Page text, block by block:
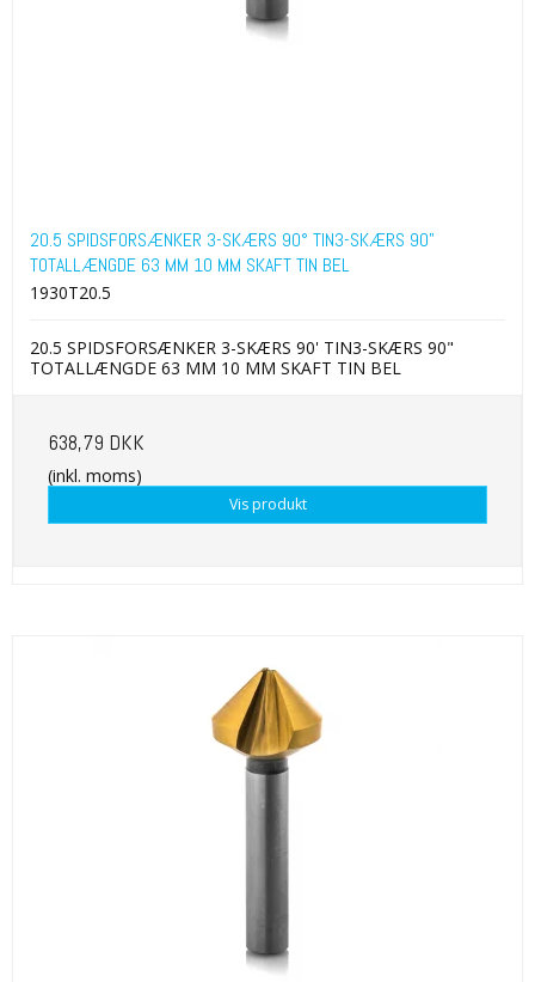
20.5 SPIDSFORSÆNKER 3-SKÆRS 90° TIN3-SKÆRS 90"
TOTALLÆNGDE 63 MM 10 MM SKAFT TIN BEL
1930T20.5
20.5 SPIDSFORSÆNKER 3-SKÆRS 90' TIN3-SKÆRS 90"
TOTALLÆNGDE 63 MM 10 MM SKAFT TIN BEL
638,79 DKK
(inkl. moms)
Vis produkt